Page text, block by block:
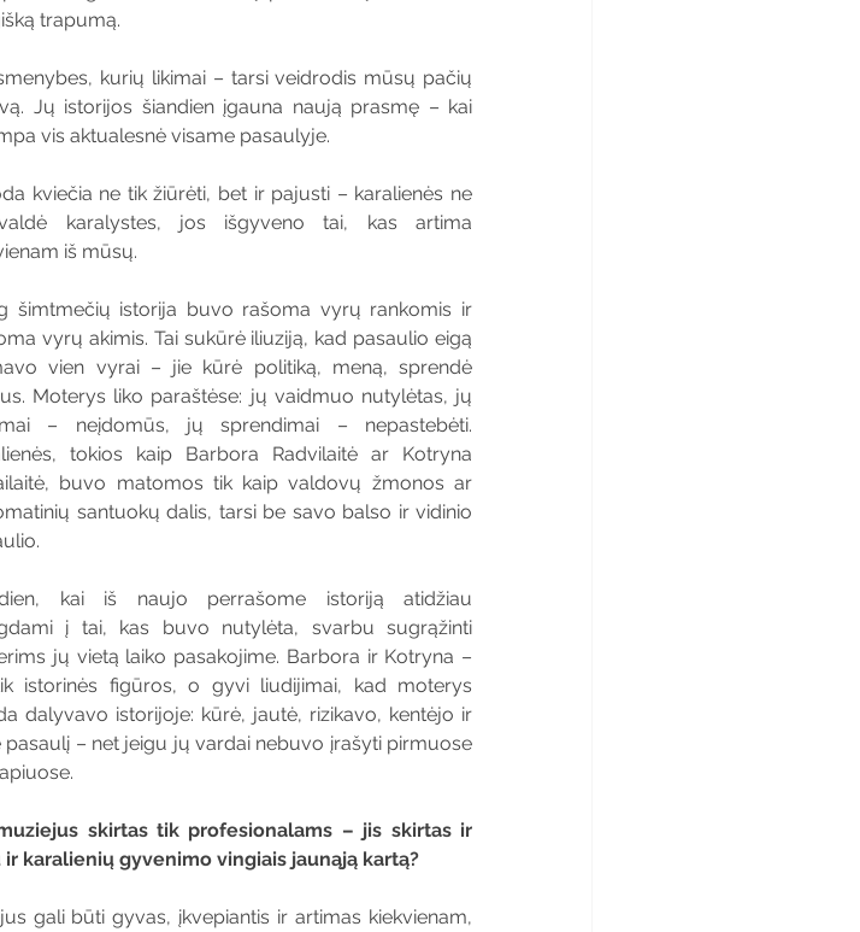
trapumą.
kurių likimai – tarsi veidrodis mūsų pačių
Jų istorijos šiandien įgauna naują prasmę – kai
vis aktualesnė visame pasaulyje.
kviečia ne tik žiūrėti, bet ir pajusti – karalienės ne
karalystes, jos išgyveno tai, kas artima
iš mūsų.
šimtmečių istorija buvo rašoma vyrų rankomis ir
vyrų akimis. Tai sukūrė iliuziją, kad pasaulio eigą
vien vyrai – jie kūrė politiką, meną, sprendė
Moterys liko paraštėse: jų vaidmuo nutylėtas, jų
– neįdomūs, jų sprendimai – nepastebėti.
tokios kaip Barbora Radvilaitė ar Kotryna
buvo matomos tik kaip valdovų žmonos ar
santuokų dalis, tarsi be savo balso ir vidinio
kai iš naujo perrašome istoriją atidžiau
į tai, kas buvo nutylėta, svarbu sugrąžinti
jų vietą laiko pasakojime. Barbora ir Kotryna –
istorinės figūros, o gyvi liudijimai, kad moterys
dalyvavo istorijoje: kūrė, jautė, rizikavo, kentėjo ir
pasaulį – net jeigu jų vardai nebuvo įrašyti pirmuose
skirtas tik profesionalams – jis skirtas ir
karalienių gyvenimo vingiais jaunąją kartą?
gali būti gyvas, įkvepiantis ir artimas kiekvienam,